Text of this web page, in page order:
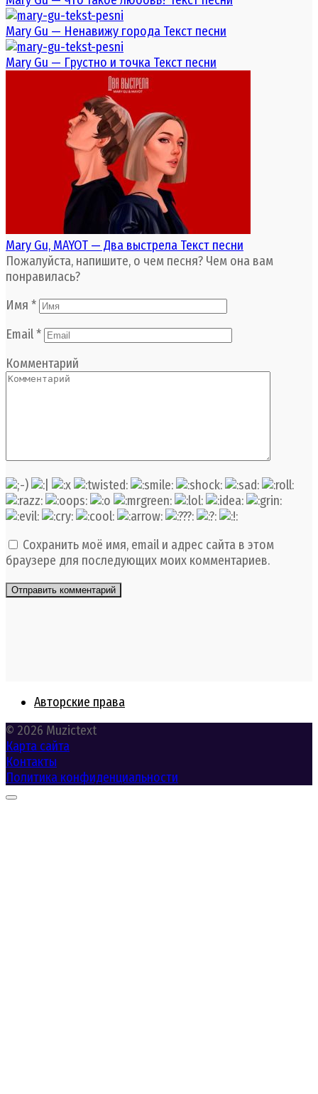
Mary Gu — Ненавижу города Текст песни
Mary Gu — Грустно и точка Текст песни
Mary Gu, MAYOT — Два выстрела Текст песни
Пожалуйста, напишите, о чем песня? Чем она вам
понравилась?
Имя *
Email*
Комментарий
Сохранить моё имя, email и адрес сайта в этом
браузере для последующих моих комментариев.
Авторские права
© 2026 Muzictext
Карта сайта
Контакты
Политика конфиденциальности